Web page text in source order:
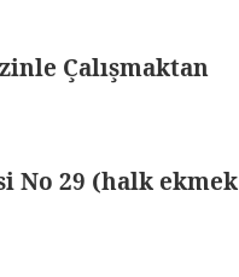
Çalışmaktan
No 29 (halk ekmek